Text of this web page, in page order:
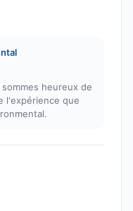
heureux de
l'expérience que